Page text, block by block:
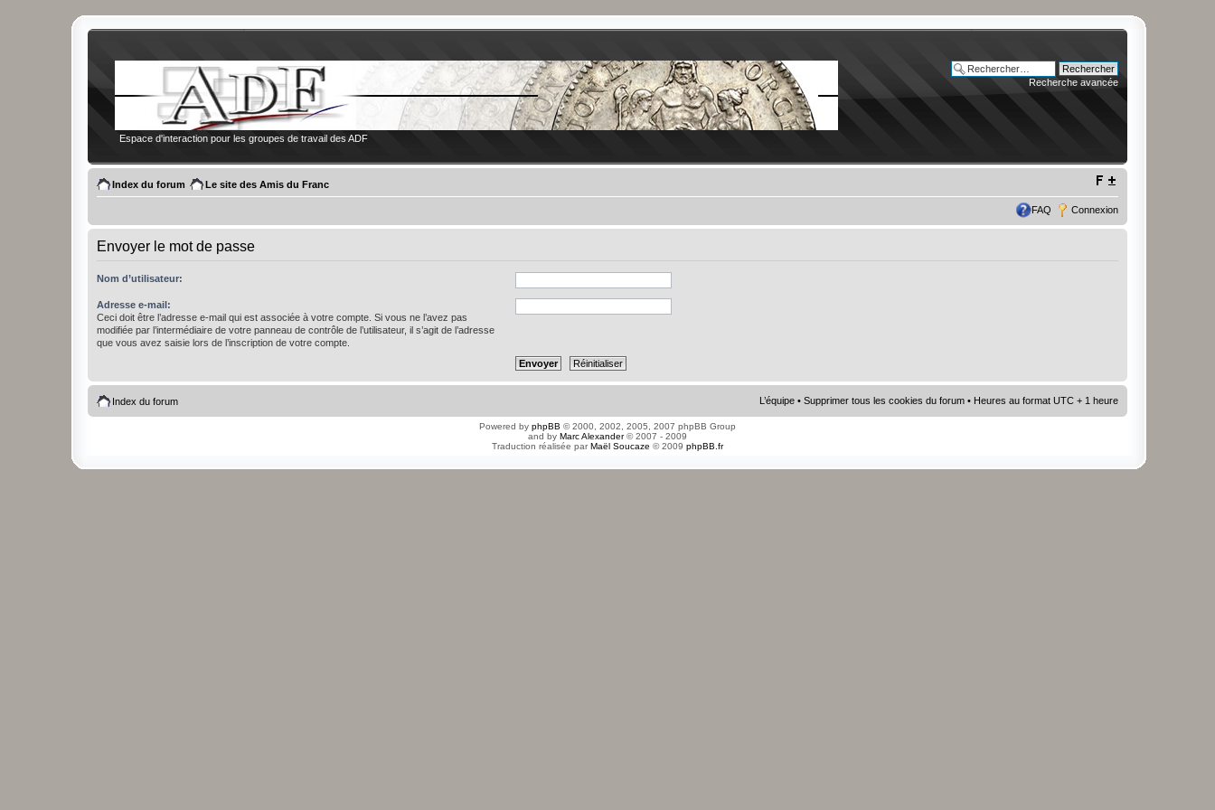
Espace d'interaction pour les groupes de travail des ADF
Recherche avancée
Index du forum Le site des Amis du Franc
FAQ Connexion
Envoyer le mot de passe
Nom d’utilisateur:
Adresse e-mail:
Ceci doit être l’adresse e-mail qui est associée à votre compte. Si vous ne l’avez pas
modifiée par l’intermédiaire de votre panneau de contrôle de l’utilisateur, il s’agit de l’adresse
que vous avez saisie lors de l’inscription de votre compte.
Index du forum L’équipe • Supprimer tous les cookies du forum • Heures au format UTC + 1 heure
Powered by phpBB © 2000, 2002, 2005, 2007 phpBB Group
and by Marc Alexander© 2007 - 2009
Traduction réalisée parMaël Soucaze © 2009 phpBB.fr